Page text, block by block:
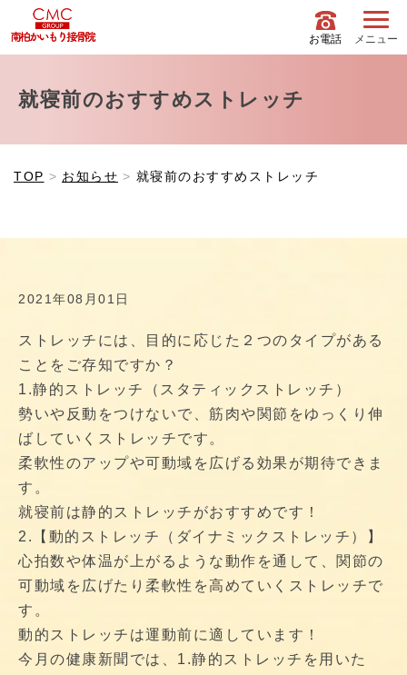
お電話 メニュー
就寝前のおすすめストレッチ
TOP お知らせ 就寝前のおすすめストレッチ
2021年08月01日
ストレッチには、目的に応じた２つのタイプがある
ことをご存知ですか？
1.静的ストレッチ（スタティックストレッチ）
勢いや反動をつけないで、筋肉や関節をゆっくり伸
ばしていくストレッチです。
柔軟性のアップや可動域を広げる効果が期待できま
す。
就寝前は静的ストレッチがおすすめです！
2.【動的ストレッチ（ダイナミックストレッチ）】
心拍数や体温が上がるような動作を通して、関節の
可動域を広げたり柔軟性を高めていくストレッチで
す。
動的ストレッチは運動前に適しています！
今月の健康新聞では、1.静的ストレッチを用いた